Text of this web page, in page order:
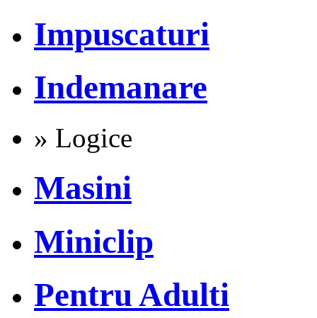
Impuscaturi
Indemanare
» Logice
Masini
Miniclip
Pentru Adulti